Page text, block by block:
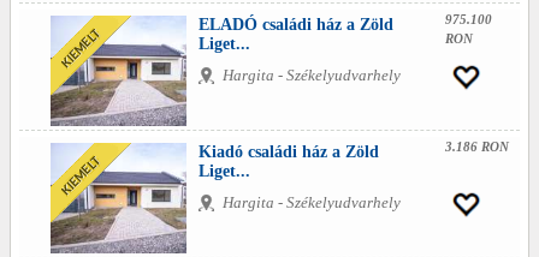
ELADÓ családi ház a Zöld
Liget...
Hargita - Székelyudvarhely
975.100
RON
Kiadó családi ház a Zöld
Liget...
Hargita - Székelyudvarhely
3.186 RON